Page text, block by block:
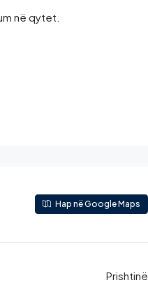
në qytet.
Hap në Google Maps
Prishtinë